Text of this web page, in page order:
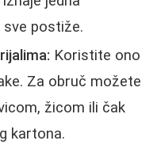
postiže.
Koristite ono
Za obruč možete
žicom ili čak
kartona.